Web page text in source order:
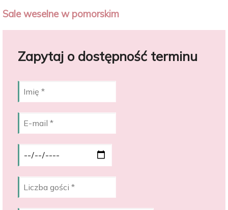
Sale weselne w pomorskim
Zapytaj o dostępność terminu